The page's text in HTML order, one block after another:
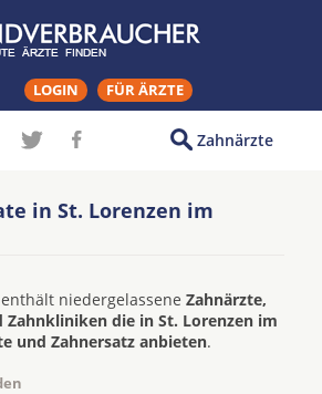
LOGIN FÜR ÄRZTE
Zahnärzte
in St. Lorenzen im
niedergelassene Zahnärzte,
Zahnkliniken die in St. Lorenzen im
und Zahnersatz anbieten.